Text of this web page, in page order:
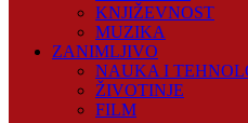
KNJIŽEVNOST
MUZIKA
ZANIMLJIVO
NAUKA I
ŽIVOTINJE
FILM